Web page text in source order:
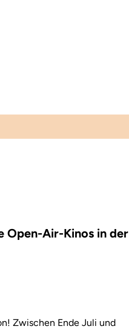
Open-Air-Kinos in der
Zwischen Ende Juli und